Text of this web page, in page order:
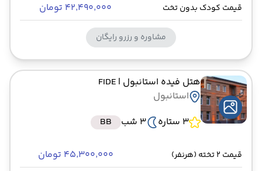
قیمت کودک بدون تخت ۴۲٬۴۹۰٬۰۰۰ تومان
مشاوره و رزرو رایگان
هتل فیده استانبول | FIDE
استانبول
3 ستاره
3 شب BB
قیمت 2 تخته (هرنفر) ۴۵٬۳۰۰٬۰۰۰ تومان